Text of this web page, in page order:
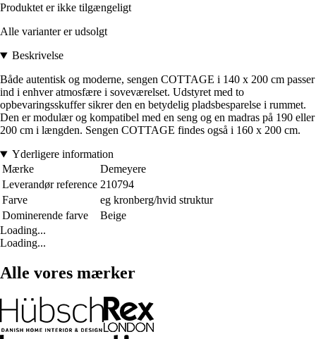
Produktet er ikke tilgængeligt
Alle varianter er udsolgt
Beskrivelse
Både autentisk og moderne, sengen COTTAGE i 140 x 200 cm passer
ind i enhver atmosfære i soveværelset. Udstyret med to
opbevaringsskuffer sikrer den en betydelig pladsbesparelse i rummet.
Den er modulær og kompatibel med en seng og en madras på 190 eller
200 cm i længden. Sengen COTTAGE findes også i 160 x 200 cm.
Yderligere information
Mærke
Demeyere
Leverandør reference 210794
Farve
eg kronberg/hvid struktur
Dominerende farve
Beige
Loading...
Loading...
Alle vores mærker